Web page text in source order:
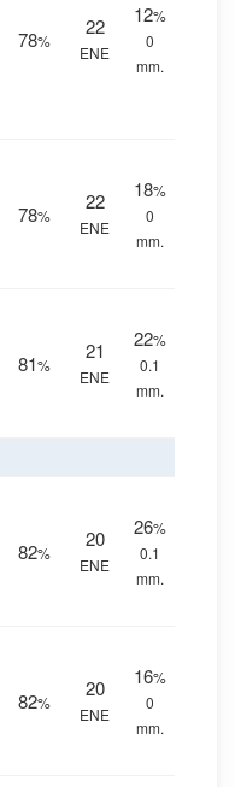
78%
22
ENE
12%
0
mm.
78%
22
ENE
18%
0
mm.
81%
21
ENE
22%
0.1
mm.
82%
20
ENE
26%
0.1
mm.
82%
20
ENE
16%
0
mm.